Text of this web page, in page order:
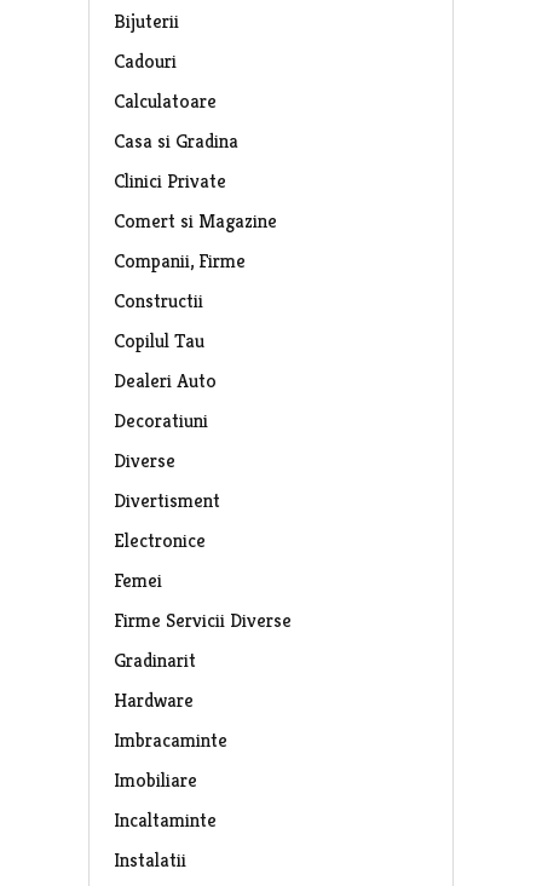
Bijuterii
Cadouri
Calculatoare
Casa si Gradina
Clinici Private
Comert si Magazine
Companii, Firme
Constructii
Copilul Tau
Dealeri Auto
Decoratiuni
Diverse
Divertisment
Electronice
Femei
Firme Servicii Diverse
Gradinarit
Hardware
Imbracaminte
Imobiliare
Incaltaminte
Instalatii